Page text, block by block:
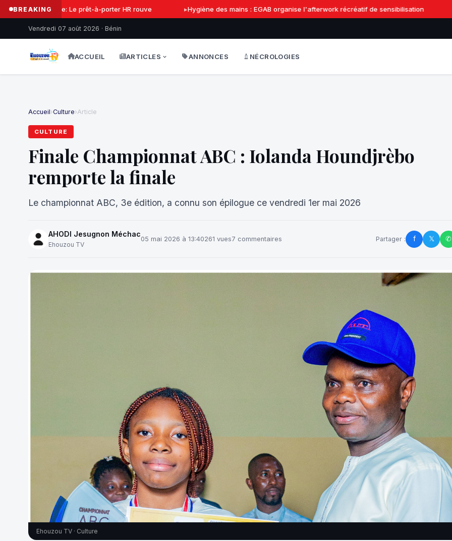
BREAKINGMode: Le prêt-à-porter HR rouve Hygiène des mains : EGAB organise l'afterwork récréatif de sensibilisation
Vendredi 07 août 2026 · Bénin
ACCUEIL ARTICLES ANNONCES NÉCROLOGIES
Accueil›Culture›Article
CULTURE
Finale Championnat ABC : Iolanda Houndjrèbo
remporte la finale
Le championnat ABC, 3e édition, a connu son épilogue ce vendredi 1er mai 2026
AHODI Jesugnon Méchac
Ehouzou TV
05 mai 2026 à 13:40261 vues7 commentaires Partager : f 𝕏 ✆
Ehouzou TV · Culture